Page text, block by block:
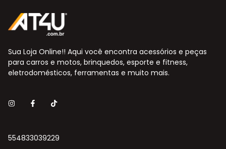
Sua Loja Online!! Aqui você encontra acessórios e peças
para carros e motos, brinquedos, esporte e fitness,
eletrodomésticos, ferramentas e muito mais.
554833039229